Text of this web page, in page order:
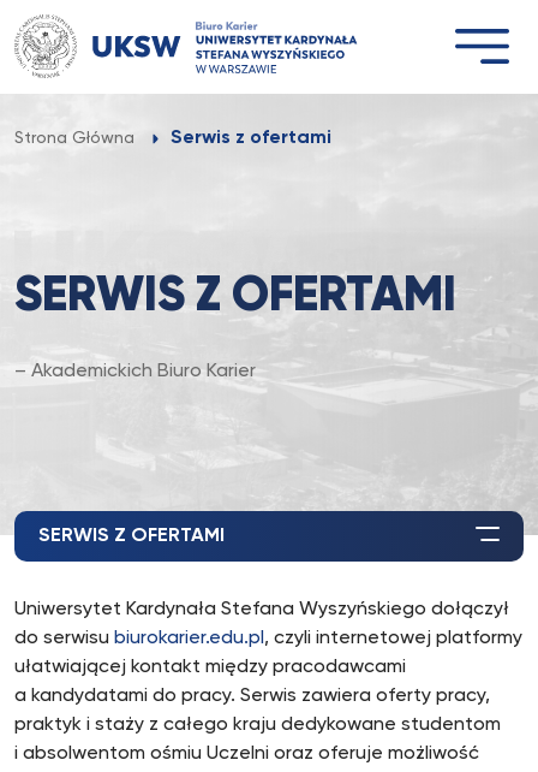
Przejdź
do
treści
Strona Główna Serwis z ofertami
SERWIS Z OFERTAMI
– Akademickich Biuro Karier
SERWIS Z OFERTAMI
Uniwersytet Kardynała Stefana Wyszyńskiego dołączył
do serwisu biurokarier.edu.pl , czyli internetowej platformy
ułatwiającej kontakt między pracodawcami
a kandydatami do pracy. Serwis zawiera oferty pracy,
praktyk i staży z całego kraju dedykowane studentom
i absolwentom ośmiu Uczelni oraz oferuje możliwość